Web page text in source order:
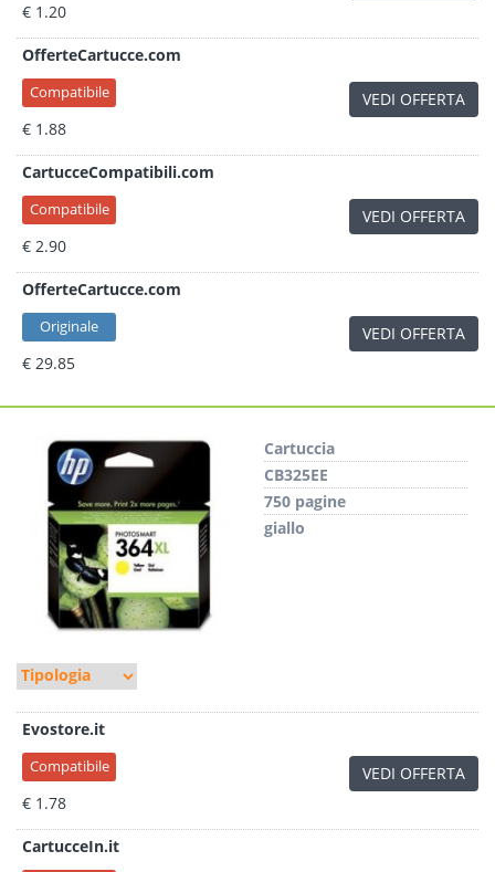
€ 1.20
OfferteCartucce.com
Compatibile
€ 1.88
VEDI OFFERTA
CartucceCompatibili.com
Compatibile
€ 2.90
VEDI OFFERTA
OfferteCartucce.com
Originale
€ 29.85
VEDI OFFERTA
Cartuccia
CB325EE
750 pagine
giallo
Evostore.it
Compatibile
€ 1.78
VEDI OFFERTA
CartucceIn.it